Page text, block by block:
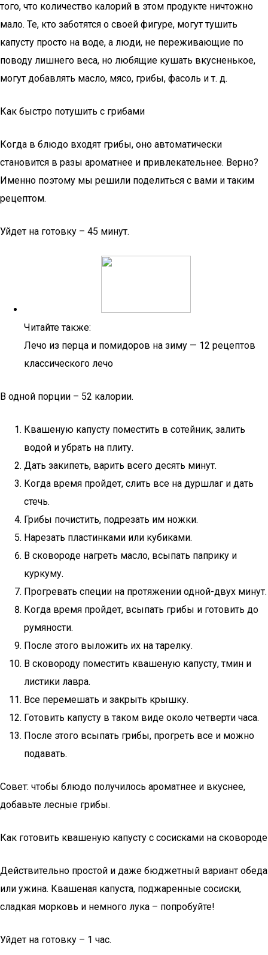
того, что количество калорий в этом продукте ничтожно
мало. Те, кто заботятся о своей фигуре, могут тушить
капусту просто на воде, а люди, не переживающие по
поводу лишнего веса, но любящие кушать вкусненькое,
могут добавлять масло, мясо, грибы, фасоль и т. д.
Как быстро потушить с грибами
Когда в блюдо входят грибы, оно автоматически
становится в разы ароматнее и привлекательнее. Верно?
Именно поэтому мы решили поделиться с вами и таким
рецептом.
Уйдет на готовку – 45 минут.
Читайте также:
Лечо из перца и помидоров на зиму — 12 рецептов
классического лечо
В одной порции – 52 калории.
Квашеную капусту поместить в сотейник, залить
водой и убрать на плиту.
Дать закипеть, варить всего десять минут.
Когда время пройдет, слить все на дуршлаг и дать
стечь.
Грибы почистить, подрезать им ножки.
Нарезать пластинками или кубиками.
В сковороде нагреть масло, всыпать паприку и
куркуму.
Прогревать специи на протяжении одной-двух минут.
Когда время пройдет, всыпать грибы и готовить до
румяности.
После этого выложить их на тарелку.
В сковороду поместить квашеную капусту, тмин и
листики лавра.
Все перемешать и закрыть крышку.
Готовить капусту в таком виде около четверти часа.
После этого всыпать грибы, прогреть все и можно
подавать.
Совет: чтобы блюдо получилось ароматнее и вкуснее,
добавьте лесные грибы.
Как готовить квашеную капусту с сосисками на сковороде
Действительно простой и даже бюджетный вариант обеда
или ужина. Квашеная капуста, поджаренные сосиски,
сладкая морковь и немного лука – попробуйте!
Уйдет на готовку – 1 час.